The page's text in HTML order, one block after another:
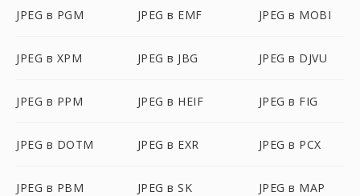
JPEG в PGM JPEG в EMF JPEG в MOBI
JPEG в XPM JPEG в JBG JPEG в DJVU
JPEG в PPM JPEG в HEIF JPEG в FIG
JPEG в DOTM JPEG в EXR JPEG в PCX
JPEG в PBM JPEG в SK JPEG в MAP